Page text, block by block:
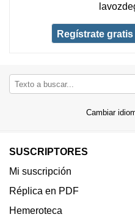
Regístrate gratis
Cambiar
SUSCRIPTORES
Mi suscripción
Réplica en PDF
Hemeroteca